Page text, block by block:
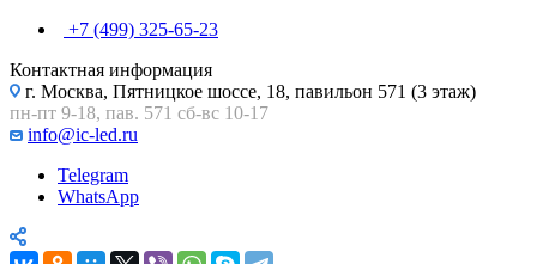
+7 (499) 325-65-23
Контактная информация
г. Москва, Пятницкое шоссе, 18, павильон 571 (3 этаж)
пн-пт 9-18, пав. 571 сб-вс 10-17
info@ic-led.ru
Telegram
WhatsApp